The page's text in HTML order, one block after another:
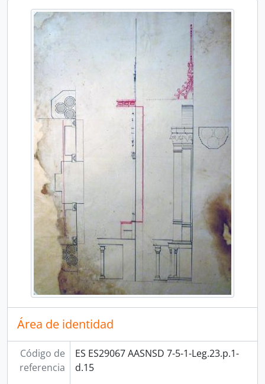
Área de identidad
Código de
referencia
ES ES29067 AASNSD 7-5-1-Leg.23.p.1-
d.15